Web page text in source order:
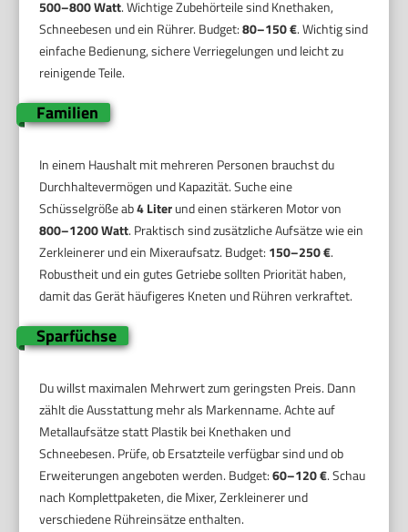
500–800 Watt. Wichtige Zubehörteile sind Knethaken,
Schneebesen und ein Rührer. Budget:80–150 €. Wichtig sind
einfache Bedienung, sichere Verriegelungen und leicht zu
reinigende Teile.
Familien
In einem Haushalt mit mehreren Personen brauchst du
Durchhaltevermögen und Kapazität. Suche eine
Schüsselgröße ab4 Literund einen stärkeren Motor von
800–1200 Watt. Praktisch sind zusätzliche Aufsätze wie ein
Zerkleinerer und ein Mixeraufsatz. Budget: 150–250 €.
Robustheit und ein gutes Getriebe sollten Priorität haben,
damit das Gerät häufigeres Kneten und Rühren verkraftet.
Sparfüchse
Du willst maximalen Mehrwert zum geringsten Preis. Dann
zählt die Ausstattung mehr als Markenname. Achte auf
Metallaufsätze statt Plastik bei Knethaken und
Schneebesen. Prüfe, ob Ersatzteile verfügbar sind und ob
Erweiterungen angeboten werden. Budget:60–120 €. Schau
nach Komplettpaketen, die Mixer, Zerkleinerer und
verschiedene Rühreinsätze enthalten.